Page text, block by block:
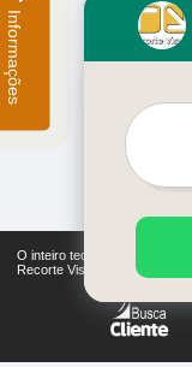
O inteiro teor deste site está
Recorte Visual (Lei 9610 de
Informações